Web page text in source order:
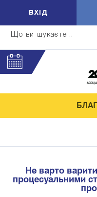
Що ви шукаєте...
ВXIД
Не варто
процесуальними